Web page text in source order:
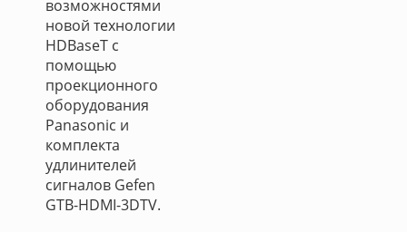
возможностями
новой технологии
HDBaseT с
помощью
проекционного
оборудования
Panasonic и
комплекта
удлинителей
сигналов Gefen
GTB-HDMI-3DTV.